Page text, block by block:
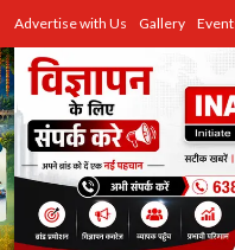
Advertise with Us Gallery
उत्तर प्रदेश
Advertise with Us
Events
राज्य